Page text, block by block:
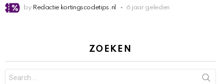
by Redactie kortingscodetips.nl 6 jaar geleden
ZOEKEN
for: